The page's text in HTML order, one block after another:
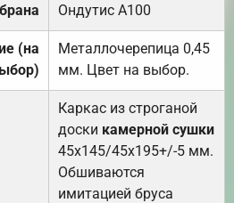
Ондутис А100
(на
Металлочерепица 0,45
мм. Цвет на выбор.
Каркас из строганой
доски камерной сушки
45х145/45х195+/-5 мм.
Обшиваются
имитацией бруса